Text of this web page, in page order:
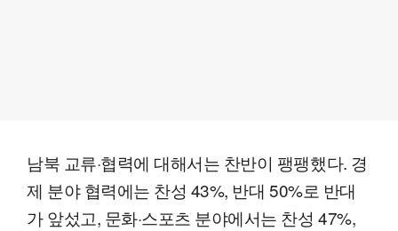
남북 교류·협력에 대해서는 찬반이 팽팽했다. 경
제 분야 협력에는 찬성 43%, 반대 50%로 반대
가 앞섰고, 문화·스포츠 분야에서는 찬성 47%,